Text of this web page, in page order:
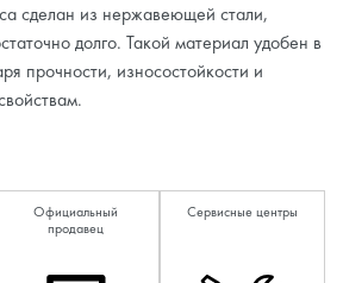
сделан из нержавеющей стали,
долго. Такой материал удобен в
прочности, износостойкости и
Официальный
продавец
Сервисные центры